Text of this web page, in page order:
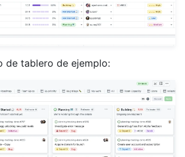
de tablero de ejemplo: